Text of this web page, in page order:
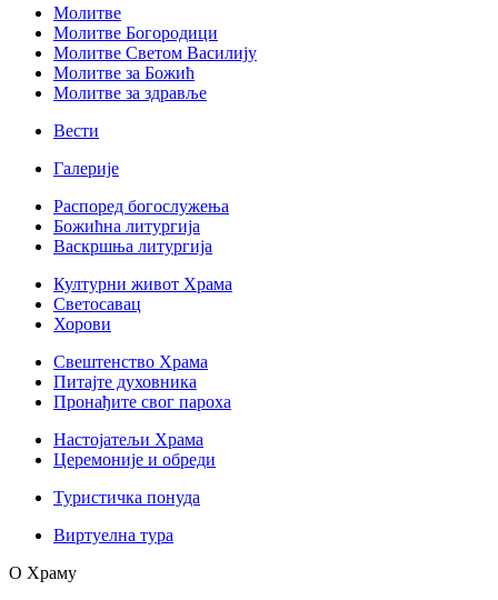
Молитве
Молитве Богородици
Молитве Светом Василију
Молитве за Божић
Молитве за здравље
Вести
Галерије
Распоред богослужења
Божићна литургија
Васкршња литургија
Културни живот Храма
Светосавац
Хорови
Свештенство Храма
Питајте духовника
Пронађите свог пароха
Настојатељи Храма
Церемоније и обреди
Туристичка понуда
Виртуелна тура
О Храму